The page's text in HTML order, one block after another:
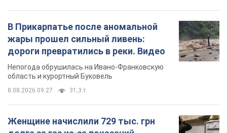
В Прикарпатье после аномальной
жары прошел сильный ливень:
дороги превратились в реки. Видео
Непогода обрушилась на Ивано-Франковскую
область и курортный Буковель
8.08.2026 09:27 31,3 т.
Женщине начислили 729 тыс. грн